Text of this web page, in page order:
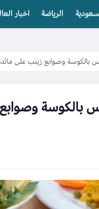
الرياضة اخبار
وصوابع زينب على مائدة
وصوابع